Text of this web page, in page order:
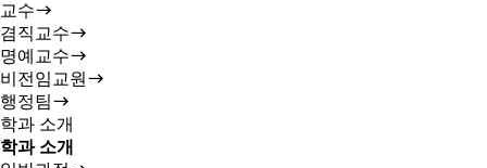
교수
겸직교수
명예교수
비전임교원
행정팀
학과 소개
학과 소개